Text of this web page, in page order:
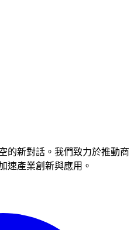
的新對話。我們致力於推動商
速產業創新與應用。